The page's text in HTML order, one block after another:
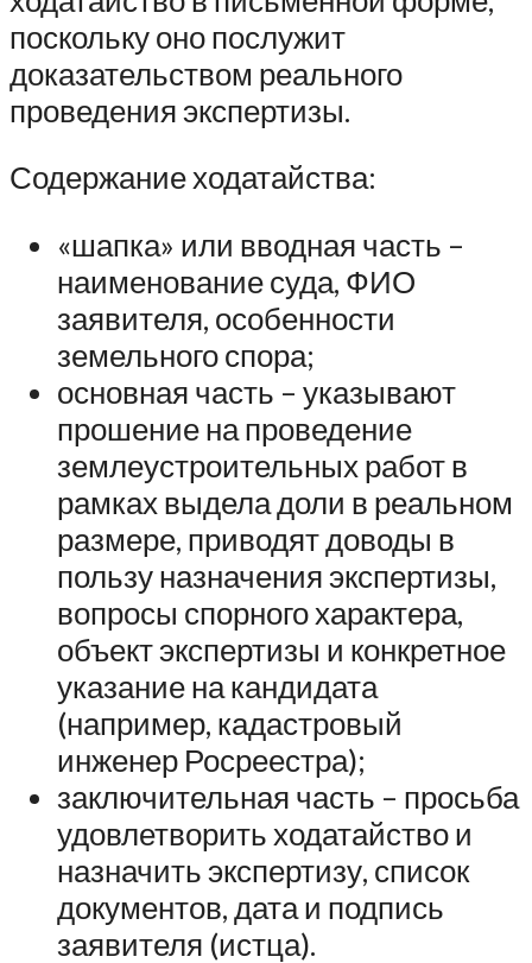
поскольку оно послужит
доказательством реального
проведения экспертизы.
Содержание ходатайства:
«шапка» или вводная часть –
наименование суда, ФИО
заявителя, особенности
земельного спора;
основная часть – указывают
прошение на проведение
землеустроительных работ в
рамках выдела доли в реальном
размере, приводят доводы в
пользу назначения экспертизы,
вопросы спорного характера,
объект экспертизы и конкретное
указание на кандидата
(например, кадастровый
инженер Росреестра);
заключительная часть – просьба
удовлетворить ходатайство и
назначить экспертизу, список
документов, дата и подпись
заявителя (истца).